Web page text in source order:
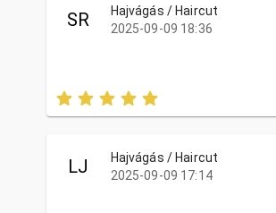
SR
Hajvágás / Haircut
2025-09-09 18:36
LJ
Hajvágás / Haircut
2025-09-09 17:14